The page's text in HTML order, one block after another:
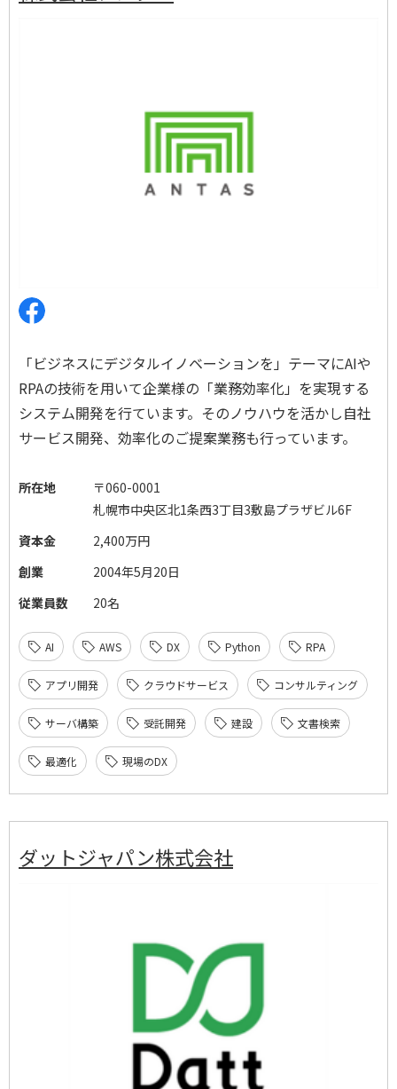
「ビジネスにデジタルイノベーションを」テーマにAIや
RPAの技術を用いて企業様の「業務効率化」を実現する
システム開発を行ています。そのノウハウを活かし自社
サービス開発、効率化のご提案業務も行っています。
所在地
〒060-0001
札幌市中央区北1条西3丁目3敷島プラザビル6F
資本金
2,400万円
創業
2004年5月20日
従業員数
20名
AI AWS DX Python RPA
アプリ開発 クラウドサービス コンサルティング
サーバ構築 受託開発 建設 文書検索
最適化 現場のDX
ダットジャパン株式会社